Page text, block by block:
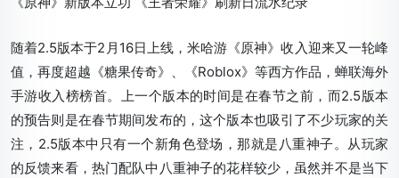
随着2.5版本于2月16日上线，米哈游《原神》收入迎来又一轮峰
值，再度超越《糖果传奇》、《Roblox》等西方作品，蝉联海外
手游收入榜榜首。上一个版本的时间是在春节之前，而2.5版本
的预告则是在春节期间发布的，这个版本也吸引了不少玩家的关
注，2.5版本中只有一个新角色登场，那就是八重神子。从玩家
的反馈来看，热门配队中八重神子的花样较少，虽然并不是当下